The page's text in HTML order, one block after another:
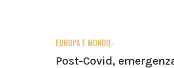
EUROPA E MONDO
Post-Covid,